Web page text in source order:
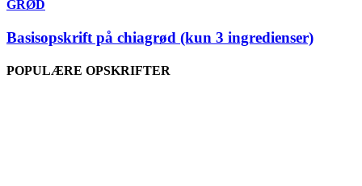
GRØD
Basisopskrift på chiagrød (kun 3 ingredienser)
POPULÆRE OPSKRIFTER